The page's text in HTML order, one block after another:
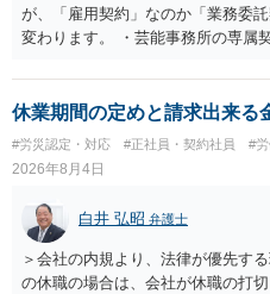
が、「雇用契約」なのか「業務委
変わります。 ・芸能事務所の専属
務上よくあるからといって当然に
害との対応関係や合理性が重要で
に有効になるわけではありません
基法16条で無効となる余地があり
損害と比べて過大なら無効や減額
交渉は一般的です。 交渉の方向と
ースにする、算定根拠を明確化す
費・未回収費用のみ」に限定する
前に契約書の内容をレビューして
休業期間の定めと請求出来る
#労災認定・対応 #正社員・契約社員 #労
2026年8月4日
白井 弘昭 弁護士
＞会社の内規より、法律が優先す
の休職の場合は、会社が休職の打